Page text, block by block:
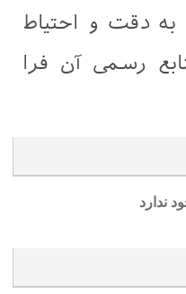
به دقت و احتياط
رسمی آن فرا
ندارد